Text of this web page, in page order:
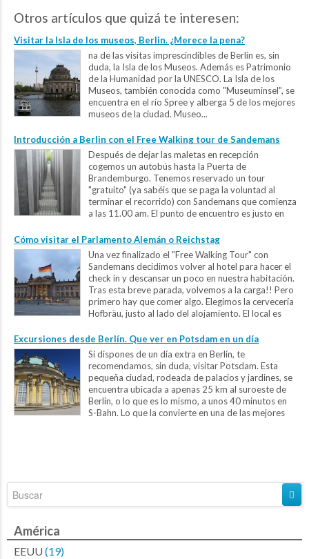
Otros artículos que quizá te interesen:
Visitar la Isla de los museos, Berlin. ¿Merece la pena?
na de las visitas imprescindibles de Berlín es, sin
duda, la Isla de los Museos. Además es Patrimonio
de la Humanidad por la UNESCO. La Isla de los
Museos, también conocida como "Museuminsel", se
encuentra en el río Spree y alberga 5 de los mejores
museos de la ciudad. Museo...
Introducción a Berlin con el Free Walking tour de Sandemans
Después de dejar las maletas en recepción
cogemos un autobús hasta la Puerta de
Brandemburgo. Tenemos reservado un tour
"gratuito" (ya sabéis que se paga la voluntad al
terminar el recorrido) con Sandemans que comienza
a las 11.00 am. El punto de encuentro es justo en
Cómo visitar el Parlamento Alemán o Reichstag
Una vez finalizado el "Free Walking Tour" con
Sandemans decidimos volver al hotel para hacer el
check in y descansar un poco en nuestra habitación.
Tras esta breve parada, volvemos a la carga!! Pero
primero hay que comer algo. Elegimos la cervecería
Hofbräu, justo al lado del alojamiento. El local es
Excursiones desde Berlín. Que ver en Potsdam en un día
Si dispones de un día extra en Berlín, te
recomendamos, sin duda, visitar Potsdam. Esta
pequeña ciudad, rodeada de palacios y jardines, se
encuentra ubicada a apenas 25 km al suroeste de
Berlín, o lo que es lo mismo, a unos 40 minutos en
S-Bahn. Lo que la convierte en una de las mejores
América
EEUU(19)